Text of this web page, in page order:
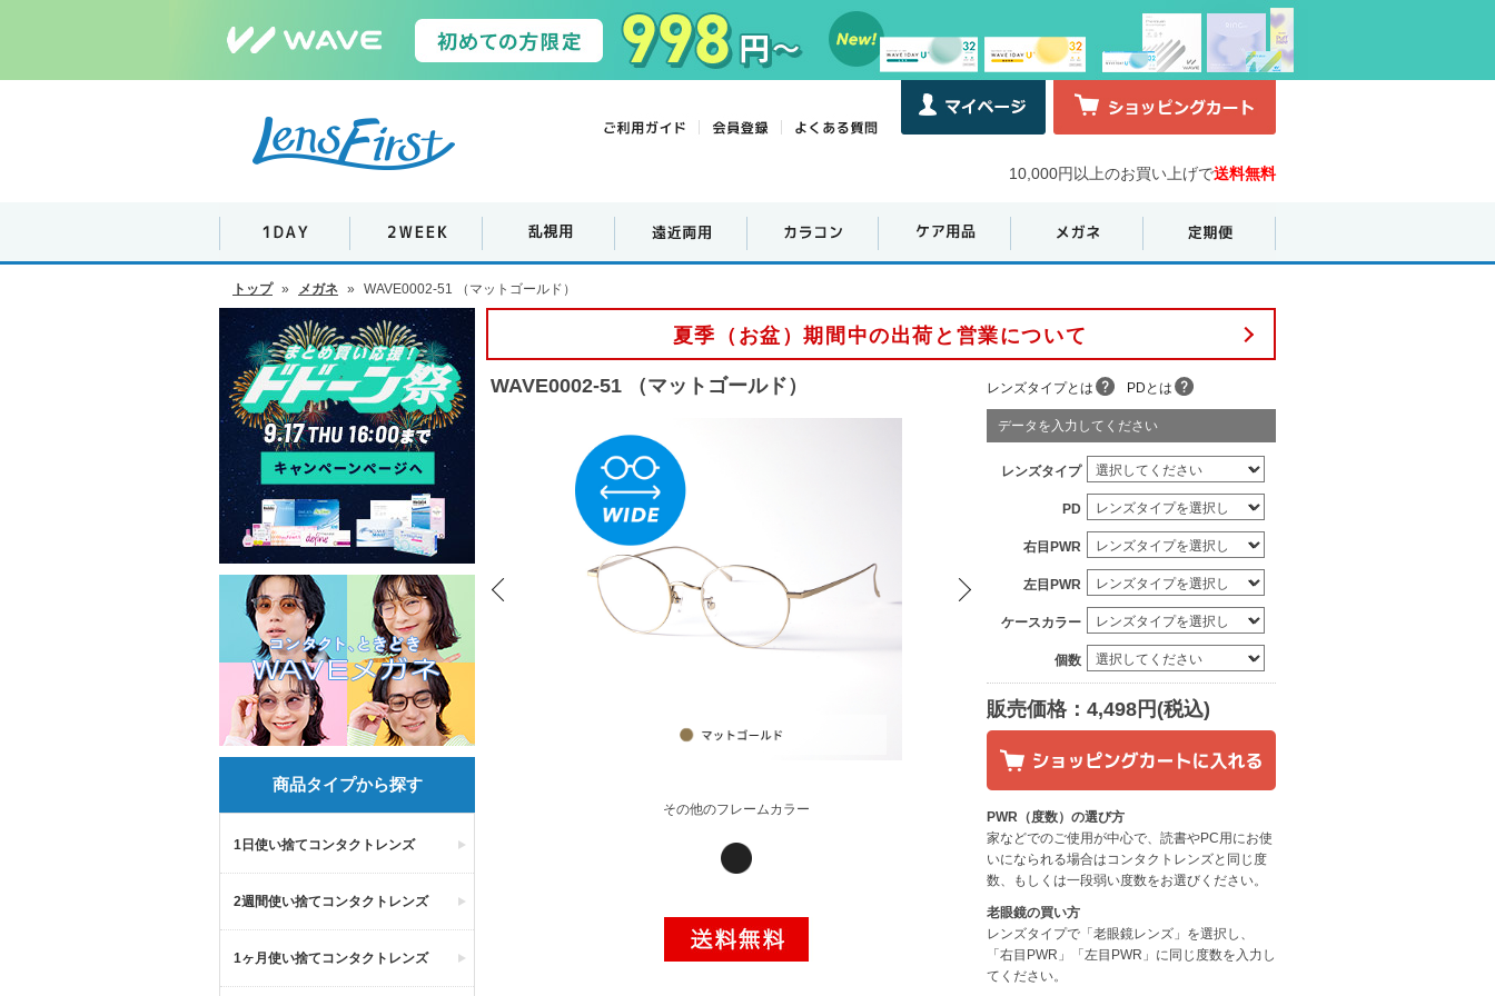
10,000円以上のお買い上げで送料無料
トップ » メガネ » WAVE0002-51 （マットゴールド）
商品タイプから探す
1日使い捨てコンタクトレンズ
2週間使い捨てコンタクトレンズ
1ヶ月使い捨てコンタクトレンズ
夏季（お盆）期間中の出荷と営業について
WAVE0002-51 （マットゴールド）
その他のフレームカラー
レンズタイプとは PDとは
データを入力してください
レンズタイプ
PD
右目PWR
左目PWR
ケースカラー
個数
販売価格：4,498円(税込)
PWR（度数）の選び方
家などでのご使用が中心で、読書やPC用にお使
いになられる場合はコンタクトレンズと同じ度
数、もしくは一段弱い度数をお選びください。
老眼鏡の買い方
レンズタイプで「老眼鏡レンズ」を選択し、
「右目PWR」「左目PWR」に同じ度数を入力し
てください。